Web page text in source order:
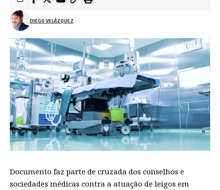
DIEGO VELÁZQUEZ
Documento faz parte de cruzada dos conselhos e
sociedades médicas contra a atuação de leigos em